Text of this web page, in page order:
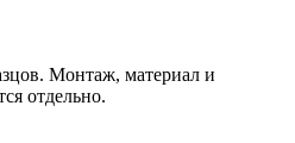
Монтаж, материал и
отдельно.